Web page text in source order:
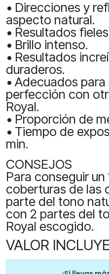
• Direcciones y
aspecto natural.
• Resultados
• Brillo intenso.
• Resultados
duraderos.
• Adecuados
perfección con
Royal.
• Proporción de
• Tiempo de
min.
CONSEJOS
Para conseguir un
coberturas de las
parte del tono
con 2 partes del
Royal escogido.
VALOR